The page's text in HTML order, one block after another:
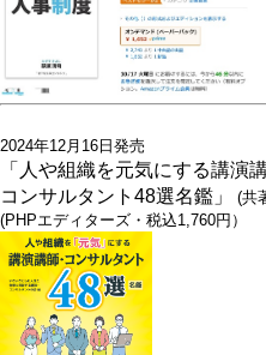
2024年12月16日発売
「人や組織を元気にする講演
コンサルタント48選名鑑」 (共
(PHPエディターズ・税込1,760円）